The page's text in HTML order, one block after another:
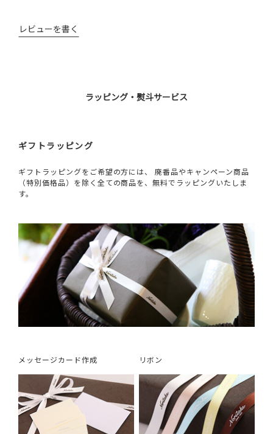
レビューを書く
ラッピング・熨斗サービス
ギフトラッピング
ギフトラッピングをご希望の方には、 廃番品やキャンペーン商品
（特別価格品）を除く全ての商品を、無料でラッピングいたしま
す。
メッセージカード作成 リボン